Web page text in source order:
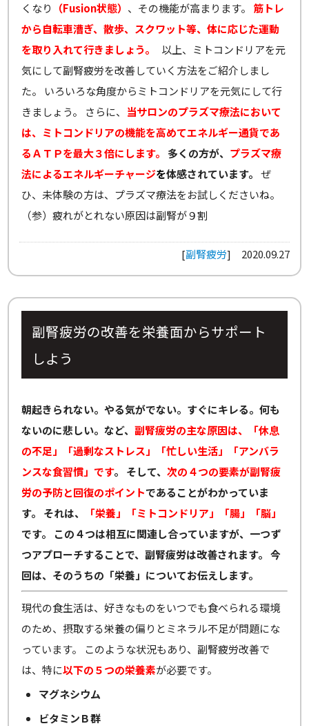
くなり
（Fusion状態） 、その機能が高まります。 筋トレ
から自転車漕ぎ、散歩、スクワット等、体に応じた運動
を取り入れて行きましょう。
以上、ミトコンドリアを元
気にして副腎疲労を改善していく方法をご紹介しまし
た。 いろいろな角度からミトコンドリアを元気にして行
きましょう。 さらに、 当サロンのプラズマ療法において
は、ミトコンドリアの機能を高めてエネルギー通貨であ
るＡＴＰを最大３倍にします。
多くの方が、 プラズマ療
法によるエネルギーチャージを体感されています。 ぜ
ひ、未体験の方は、プラズマ療法をお試しくださいね。
（参）疲れがとれない原因は副腎が９割
[副腎疲労] 2020.09.27
副腎疲労の改善を栄養面からサポート
しよう
朝起きられない。やる気がでない。すぐにキレる。何も
ないのに悲しい。など、副腎疲労の主な原因は、「休息
の不足」「過剰なストレス」「忙しい生活」「アンバラ
ンスな食習慣」です。 そして、次の４つの要素が副腎疲
労の予防と回復のポイントであることがわかっていま
す。
それは、
「栄養」「ミトコンドリア」「腸」「脳」
です。
この４つは相互に関連し合っていますが、一つず
つアプローチすることで、副腎疲労は改善されます。 今
回は、そのうちの「栄養」についてお伝えします。
現代の食生活は、好きなものをいつでも食べられる環境
のため、摂取する栄養の偏りとミネラル不足が問題にな
っています。 このような状況もあり、副腎疲労改善で
は、特に以下の５つの栄養素が必要です。
マグネシウム
ビタミンＢ群